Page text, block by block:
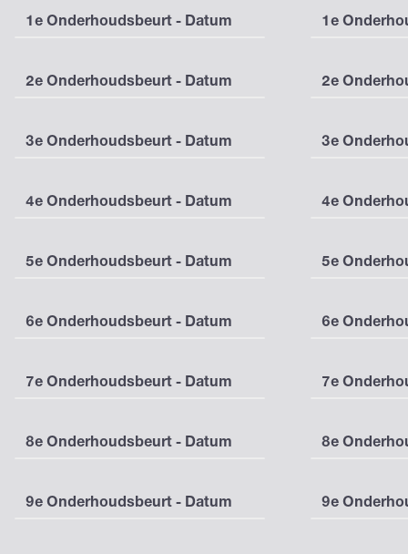
1e Onderhoudsbeurt - Datum 1e
2e Onderhoudsbeurt - Datum 2e
3e Onderhoudsbeurt - Datum 3e
4e Onderhoudsbeurt - Datum 4e
5e Onderhoudsbeurt - Datum 5e
6e Onderhoudsbeurt - Datum 6e
7e Onderhoudsbeurt - Datum 7e
8e Onderhoudsbeurt - Datum 8e
9e Onderhoudsbeurt - Datum 9e